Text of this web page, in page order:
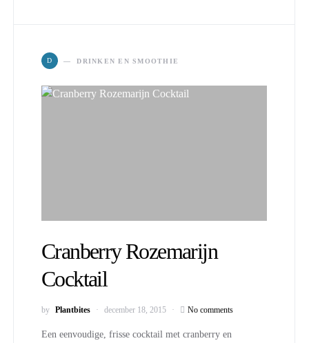
D DRINKEN EN SMOOTHIE
Cranberry Rozemarijn
Cocktail
by Plantbites december 18, 2015 No comments
Een eenvoudige, frisse cocktail met cranberry en